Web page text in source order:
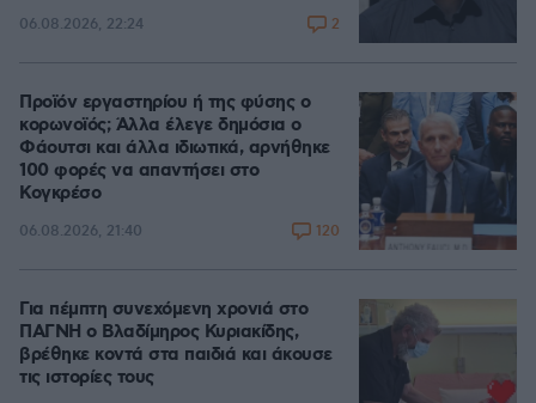
06.08.2026, 22:24 2
Προϊόν εργαστηρίου ή της φύσης ο
κορωνοϊός; Άλλα έλεγε δημόσια ο
Φάουτσι και άλλα ιδιωτικά, αρνήθηκε
100 φορές να απαντήσει στο
Κογκρέσο
06.08.2026, 21:40 120
Για πέμπτη συνεχόμενη χρονιά στο
ΠΑΓΝΗ ο Βλαδίμηρος Κυριακίδης,
βρέθηκε κοντά στα παιδιά και άκουσε
τις ιστορίες τους